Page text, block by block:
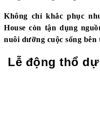
Không chỉ khắc phục
House còn tận dụng
nuôi dưỡng cuộc sống bên
Lễ động thổ dự